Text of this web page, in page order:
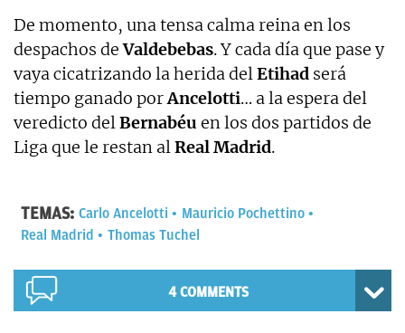
De momento, una tensa calma reina en los
despachos deValdebebas. Y cada día que pase y
vaya cicatrizando la herida delEtihad será
tiempo ganado porAncelotti… a la espera del
veredicto delBernabéu en los dos partidos de
Liga que le restan alReal Madrid.
TEMAS: Carlo Ancelotti
Mauricio Pochettino
Real Madrid
Thomas Tuchel
4 COMMENTS